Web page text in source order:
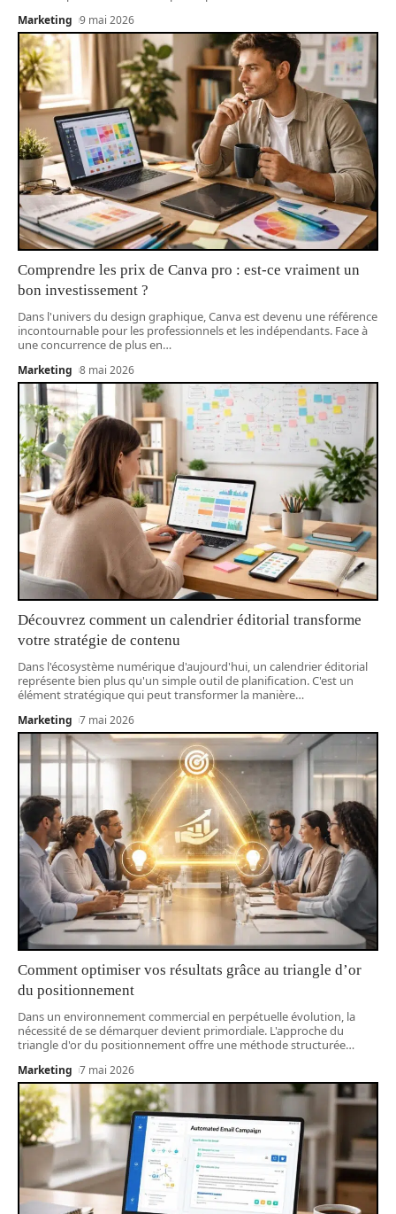
Marketing 9 mai 2026
Comprendre les prix de Canva pro : est-ce vraiment un
bon investissement ?
Dans l'univers du design graphique, Canva est devenu une référence
incontournable pour les professionnels et les indépendants. Face à
une concurrence de plus en…
Marketing 8 mai 2026
Découvrez comment un calendrier éditorial transforme
votre stratégie de contenu
Dans l'écosystème numérique d'aujourd'hui, un calendrier éditorial
représente bien plus qu'un simple outil de planification. C'est un
élément stratégique qui peut transformer la manière…
Marketing 7 mai 2026
Comment optimiser vos résultats grâce au triangle d’or
du positionnement
Dans un environnement commercial en perpétuelle évolution, la
nécessité de se démarquer devient primordiale. L'approche du
triangle d'or du positionnement offre une méthode structurée…
Marketing 7 mai 2026